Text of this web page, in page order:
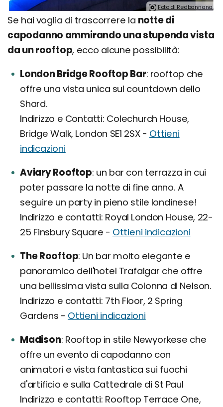
Foto di Redbannana.
Se hai voglia di trascorrere la notte di
capodanno ammirando una stupenda vista
da un rooftop, ecco alcune possibilità:
London Bridge Rooftop Bar rooftop che
offre una vista unica sul countdown dello
Shard.
Indirizzo e Contatti: Colechurch House,
Bridge Walk, London SE1 2SX - Ottieni
indicazioni
Aviary Rooftop un bar con terrazza in cui
poter passare la notte di fine anno. A
seguire un party in pieno stile londinese!
Indirizzo e contatti: Royal London House, 22-
25 Finsbury Square - Ottieni indicazioni
The Rooftop Un bar molto elegante e
panoramico dell'hotel Trafalgar che offre
una bellissima vista sulla Colonna di Nelson.
Indirizzo e contatti: 7th Floor, 2 Spring
Gardens - Ottieni indicazioni
Madison Rooftop in stile Newyorkese che
offre un evento di capodanno con
animatori e vista fantastica sui fuochi
d'artificio e sulla Cattedrale di St Paul
Indirizzo e contatti: Rooftop Terrace One,